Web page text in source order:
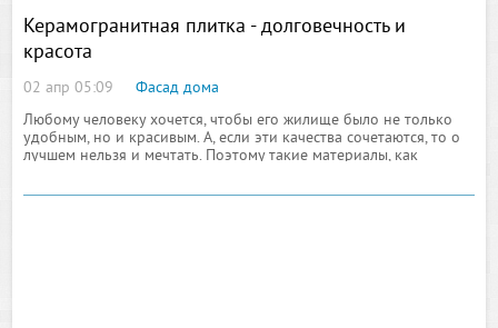
Керамогранитная плитка - долговечность и
красота
02 апр 05:09
Фасад дома
Любому человеку хочется, чтобы его жилище было не только
удобным, но и красивым. А, если эти качества сочетаются, то о
лучшем нельзя и мечтать. Поэтому такие материалы, как